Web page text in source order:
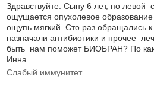
Здравствуйте. Сыну 6 лет, по левой
ощущается опухолевое
ощупь мягкий. Сто раз обращались
назначали антибиотики и прочее
быть нам поможет БИОБРАН? По
Инна
Слабый иммунитет